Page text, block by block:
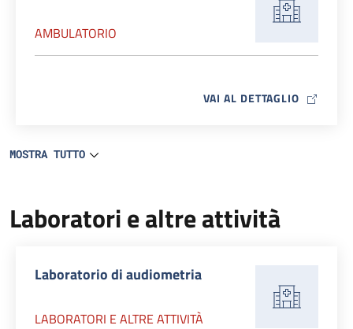
AMBULATORIO
VAI AL DETTAGLIO MAP ICON
MOSTRA TUTTO
Laboratori e altre attività
Laboratorio di audiometria
LABORATORI E ALTRE ATTIVITÀ